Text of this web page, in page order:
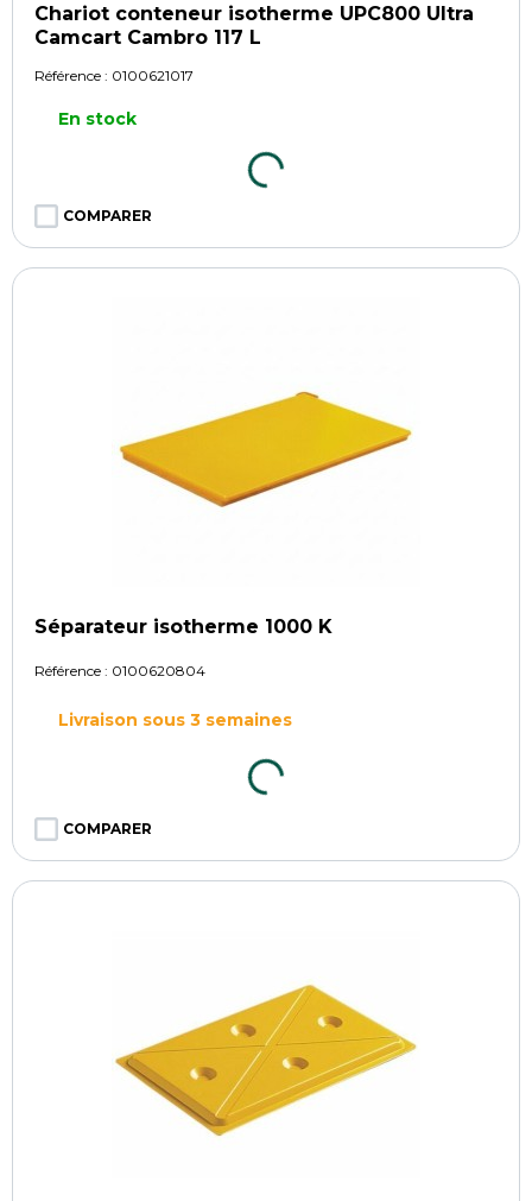
Chariot conteneur isotherme UPC800 Ultra
Camcart Cambro 117 L
Référence : 0100621017
En stock
COMPARER
Séparateur isotherme 1000 K
Référence : 0100620804
Livraison sous 3 semaines
COMPARER